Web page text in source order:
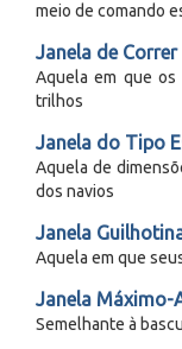
meio de comando
Janela de Correr
Aquela em que
trilhos
Janela do Tipo
Aquela de
dos navios
Janela
Aquela em que
Janela Máximo-
Semelhante à